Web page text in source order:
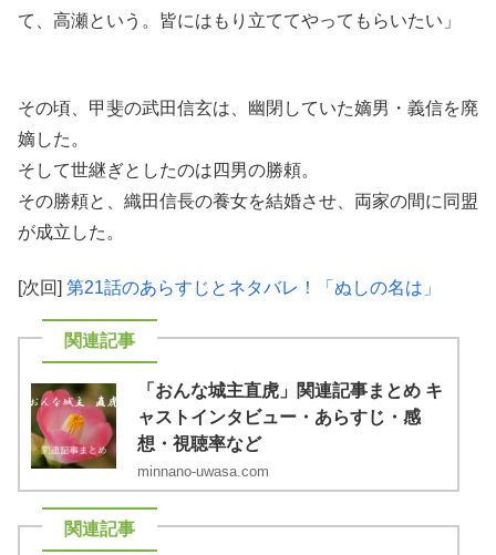
て、高瀬という。皆にはもり立ててやってもらいたい」
その頃、甲斐の武田信玄は、幽閉していた嫡男・義信を廃
嫡した。
そして世継ぎとしたのは四男の勝頼。
その勝頼と、織田信長の養女を結婚させ、両家の間に同盟
が成立した。
[次回] 第21話のあらすじとネタバレ！「ぬしの名は」
「おんな城主直虎」関連記事まとめ キ
ャストインタビュー・あらすじ・感
想・視聴率など